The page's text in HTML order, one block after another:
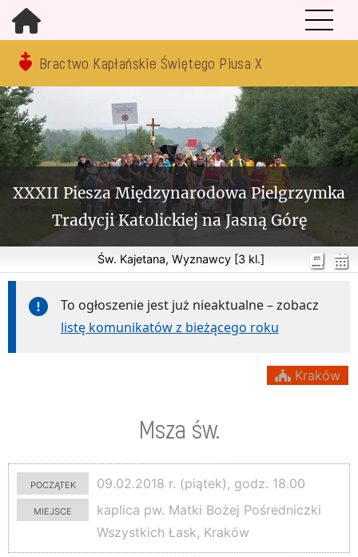
Bractwo Kapłańskie Świętego Piusa X
XXXII Piesza Międzynarodowa Pielgrzymka
Tradycji Katolickiej na Jasną Górę
Św. Kajetana, Wyznawcy [3 kl.]
To ogłoszenie jest już nieaktualne – zobacz
listę komunikatów z bieżącego roku
Kraków
Msza św.
początek
09.02.2018 r. (piątek), godz. 18.00
miejsce
kaplica pw. Matki Bożej Pośredniczki
Wszystkich Łask, Kraków